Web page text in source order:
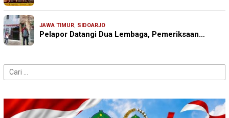
JAWA TIMUR, SIDOARJO
Pelapor Datangi Dua Lembaga, Pemeriksaan…
Cari
untuk: